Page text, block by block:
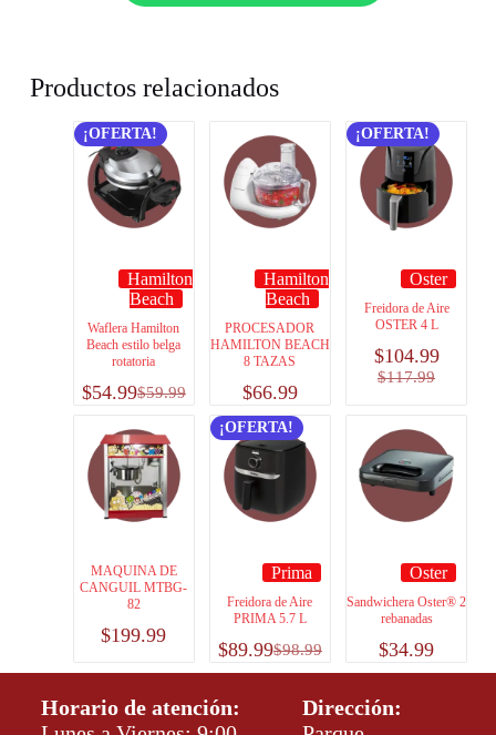
Productos relacionados
¡OFERTA!
Hamilton
Beach
Waflera Hamilton
Beach estilo belga
rotatoria
$59.99
$54.99
Hamilton
Beach
PROCESADOR
HAMILTON BEACH
8 TAZAS
$66.99
¡OFERTA!
Oster
Freidora de Aire
OSTER 4 L
$117.99
$104.99
MAQUINA DE
CANGUIL MTBG-
82
$199.99
¡OFERTA!
Prima
Freidora de Aire
PRIMA 5.7 L
$98.99
$89.99
Oster
Sandwichera Oster® 2
rebanadas
$34.99
Horario de atención:
Dirección: